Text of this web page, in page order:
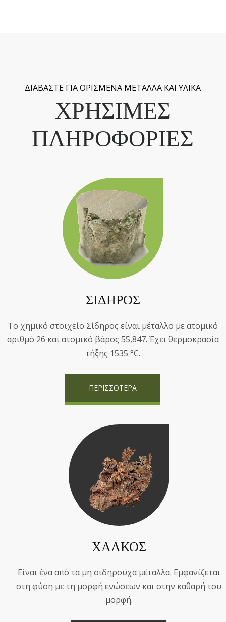
ΔΙΑΒΑΣΤΕ ΓΙΑ ΟΡΙΣΜΕΝΑ ΜΕΤΑΛΛΑ ΚΑΙ ΥΛΙΚΑ
ΧΡΗΣΙΜΕΣ
ΠΛΗΡΟΦΟΡΙΕΣ
ΣΙΔΗΡΟΣ
Το χημικό στοιχείο Σίδηρος είναι μέταλλο με ατομικό
αριθμό 26 και ατομικό βάρος 55,847. Έχει θερμοκρασία
τήξης 1535 °C.
ΠΕΡΙΣΣΟΤΕΡΑ
ΧΑΛΚΟΣ
Eίναι ένα από τα μη σιδηρούχα μέταλλα. Εμφανίζεται
στη φύση με τη μορφή ενώσεων και στην καθαρή του
μορφή.